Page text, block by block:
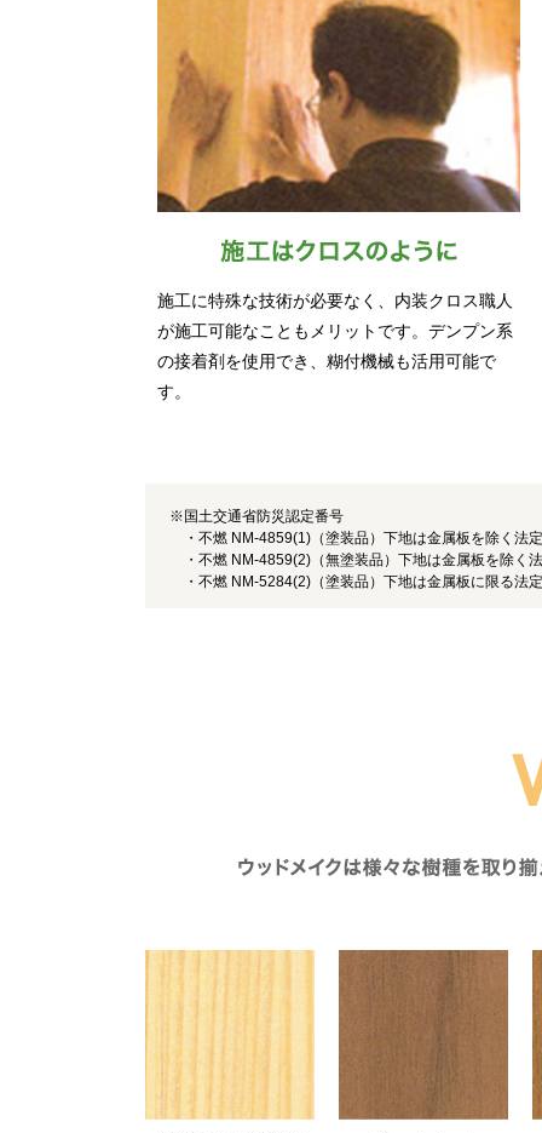
施工に特殊な技術が必要なく、内装クロス職人
が施工可能なこともメリットです。デンプン系
の接着剤を使用でき、糊付機械も活用可能で
す。
※国土交通省防災認定番号
・不燃 NM-4859(1)（塗装品）下地は金属板を除く法
・不燃 NM-4859(2)（無塗装品）下地は金属板を除く
・不燃 NM-5284(2)（塗装品）下地は金属板に限る法